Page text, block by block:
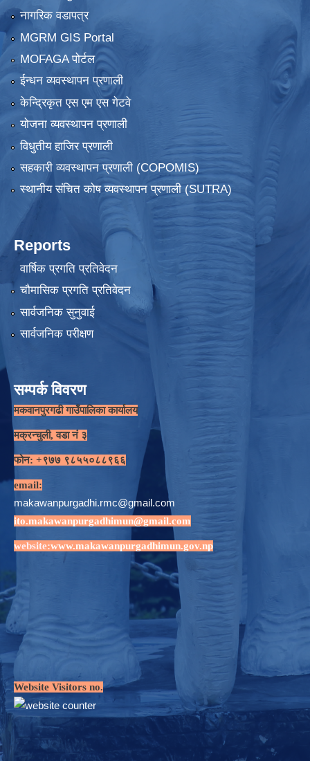
नागरिक वडापत्र
MGRM GIS Portal
MOFAGA पोर्टल
ईन्धन व्यवस्थापन प्रणाली
केन्द्रिकृत एस एम एस गेटवे
योजना व्यवस्थापन प्रणाली
विधुतीय हाजिर प्रणाली
सहकारी व्यवस्थापन प्रणाली (COPOMIS)
स्थानीय संचित कोष व्यवस्थापन प्रणाली (SUTRA)
Reports
वार्षिक प्रगति प्रतिवेदन
चौमासिक प्रगति प्रतिवेदन
सार्वजनिक सुनुवाई
सार्वजनिक परीक्षण
सम्पर्क विवरण
मकवानपुरगढी गाउँपालिका कार्यालय
मक्रन्चुली, वडा नं ३
फोन: +९७७ ९८५५०८८९६६
email:
makawanpurgadhi.rmc@gmail.com
ito.makawanpurgadhimun@gmail.com
website:www.makawanpurgadhimun.gov.np
Website Visitors no.